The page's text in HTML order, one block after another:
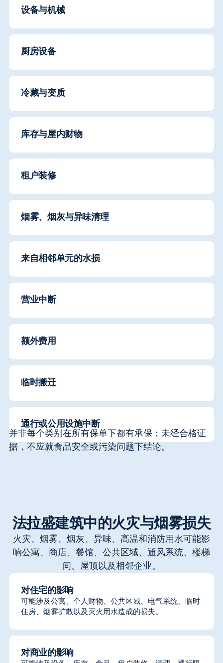
设备与机械
厨房设备
冷藏与变质
库存与屋内财物
租户装修
烟雾、烟灰与异味清理
来自相邻单元的水损
营业中断
额外费用
临时搬迁
通行或公用设施中断
并非每个类别在所有保单下都有承保；未经合格证
据，不应就食品安全或污染问题下结论。
法拉盛建筑中的火灾与烟雾损失
火灾、烟雾、烟灰、异味、高温和消防用水可能影
响公寓、商店、餐馆、公共区域、通风系统、楼梯
间、屋顶以及相邻企业。
对住宅的影响
可能涉及公寓、个人财物、公共区域、电气系统、临时
住房、烟雾扩散以及灭火用水造成的损失。
对商业的影响